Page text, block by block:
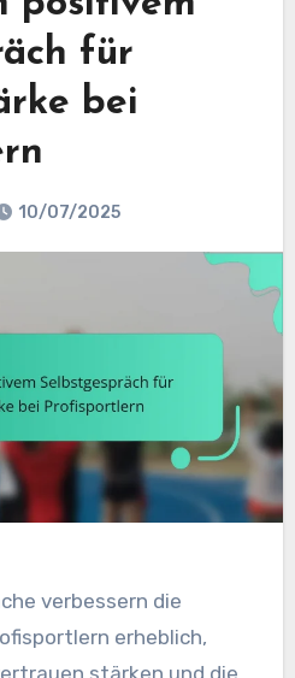
für
bei
10/07/2025
verbessern die
erheblich,
stärken und die